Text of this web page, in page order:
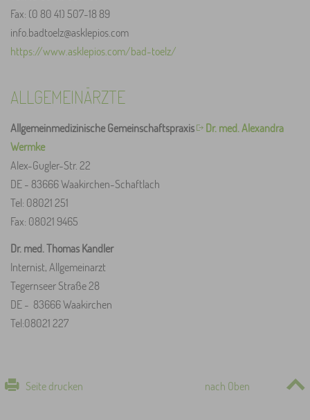
Fax: (0 80 41) 507-18 89
info.badtoelz@asklepios.com
https://www.asklepios.com/bad-toelz/
ALLGEMEINÄRZTE
Allgemeinmedizinische Gemeinschaftspraxis
Dr. med. Alexandra
Wermke
Alex-Gugler-Str. 22
DE - 83666 Waakirchen-Schaftlach
Tel: 08021 251
Fax: 08021 9465
Dr. med. Thomas Kandler
Internist, Allgemeinarzt
Tegernseer Straße 28
DE - 83666 Waakirchen
Tel:08021 227
Seite drucken nach Oben